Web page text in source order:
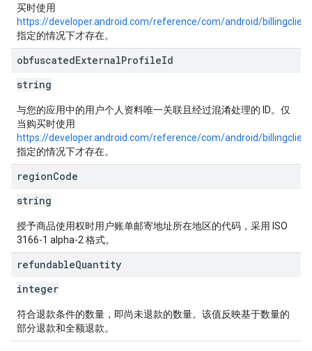
买时使用
https://developer.android.com/reference/com/android/
指定的情况下才存在。
obfuscatedExternalProfileId
string
与您的应用中的用户个人资料唯一关联且经过混淆处理的 ID。仅
当购买时使用
https://developer.android.com/reference/com/android/
指定的情况下才存在。
regionCode
string
授予商品使用权时用户账单邮寄地址所在地区的代码，采用 ISO
3166-1 alpha-2 格式。
refundableQuantity
integer
符合退款条件的数量，即尚未退款的数量。该值反映基于数量的
部分退款和全额退款。